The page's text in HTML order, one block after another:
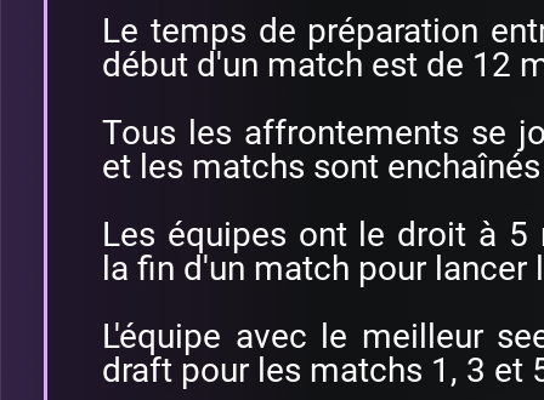
Le temps de préparation
début d'un match est de 12
Tous les affrontements se
et les matchs sont
Les équipes ont le droit à 5
la fin d'un match pour lancer
L'équipe avec le meilleur
draft pour les matchs 1, 3 et